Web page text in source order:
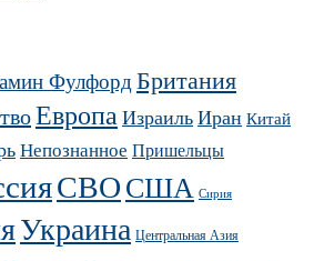
Фулфорд Британия
ЕвропаИзраильИран Китай
Непознанное Пришельцы
СВОСША Сирия
Украина Центральная Азия